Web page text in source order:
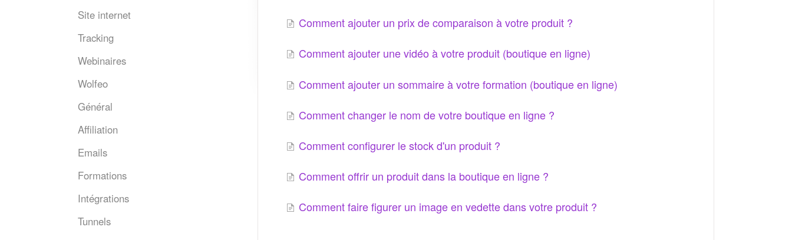
Comment ajouter un prix de comparaison à votre produit ?
Comment ajouter une vidéo à votre produit (boutique en ligne)
Comment ajouter un sommaire à votre formation (boutique en ligne)
Comment changer le nom de votre boutique en ligne ?
Comment configurer le stock d'un produit ?
Comment offrir un produit dans la boutique en ligne ?
Comment faire figurer un image en vedette dans votre produit ?
Site internet
Tracking
Webinaires
Wolfeo
Général
Affiliation
Emails
Formations
Intégrations
Tunnels